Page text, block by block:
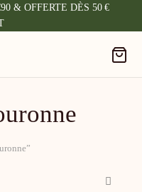
& OFFERTE DÈS 50 €